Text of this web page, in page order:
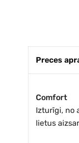
Preces
Comfort
Izturīgi, no
lietus